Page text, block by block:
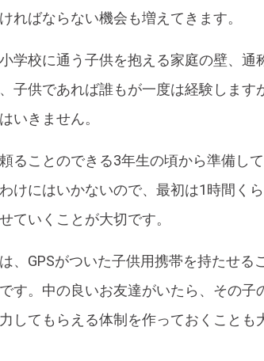
ればならない機会も増えてきます。
学校に通う子供を抱える家庭の壁、通
子供であれば誰もが一度は経験します
いきません。
ることのできる3年生の頃から準備し
けにはいかないので、最初は1時間く
ていくことが大切です。
、GPSがついた子供用携帯を持たせる
す。中の良いお友達がいたら、その子
してもらえる体制を作っておくことも